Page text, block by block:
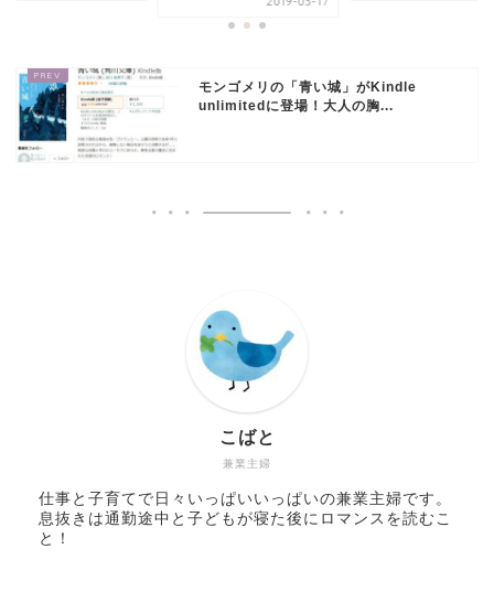
モンゴメリの「青い城」がKindle
unlimitedに登場！大人の胸...
兼業主婦
こばと
仕事と子育てで日々いっぱいいっぱいの兼業主婦です。
息抜きは通勤途中と子どもが寝た後にロマンスを読むこ
と！